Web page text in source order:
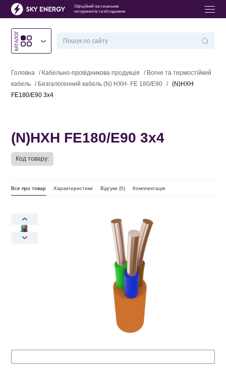
Офіційний постачальник
інструментів та обладнання
КАТАЛОГ
Головна / Кабельно-провідникова продукція / Вогне та термостійкий
кабель / Безгалогенний кабель (N) HXH- FE 180/E90 / (N)HXH
FE180/E90 3х4
(N)HXH FE180/E90 3х4
Код товару:
Все про товар Характеристики Відгуки (0) Комплектація